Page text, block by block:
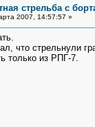
стрельба с
2007, 14:57:57 »
что стрельнули
только из РПГ-7.